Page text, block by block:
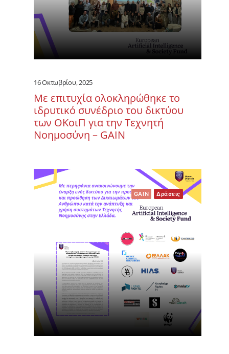
16 Οκτωβρίου, 2025
Με επιτυχία ολοκληρώθηκε το
ιδρυτικό συνέδριο του δικτύου
των ΟΚοιΠ για την Τεχνητή
Νοημοσύνη – GAIN
GAIN Δράσεις